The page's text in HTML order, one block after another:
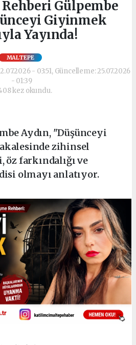
Gülpembe
Giyinmek
Yayında!
MALTEPE
- 03:51, Güncelleme: 25.07.2026
- 01:39
kez okundu.
Aydın, "Düşünceyi
zihinsel
farkındalığı ve
olmayı anlatıyor.